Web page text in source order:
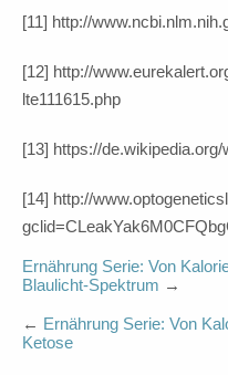
[11] http://
[12] http://
lte111615.php
[13] https://
[14] http://
Ernährung Serie: Von
Blaulicht-Spektrum →
← Ernährung Serie: Von
Ketose